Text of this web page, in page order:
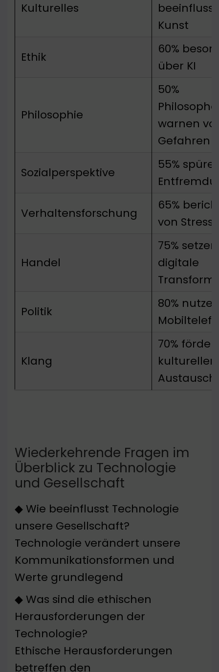
Kulturelles
Kunst
Ethik
60%
über KI
Philosophie
50%
warnen
Gefahren
Sozialperspektive
55%
Verhaltensforschung
65%
von Stress
Handel
75%
digitale
Politik
80%
Klang
70% fördert
kulturellen
Austausch
Wiederkehrende Fragen im
Überblick zu Technologie
und Gesellschaft
◆ Wie beeinflusst Technologie
unsere Gesellschaft?
Technologie verändert unsere
Kommunikationsformen und
Werte grundlegend
◆ Was sind die ethischen
Herausforderungen der
Technologie?
Ethische Herausforderungen
betreffen den